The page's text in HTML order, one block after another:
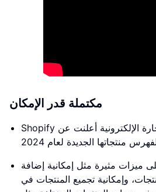
مكتملة قدر الإمكان
Shopify أهم شركة في مجال التجارة الإلكترونية أعلنت عن
منتجاتها الجديدة لعام 2024
ميزات مثيرة مثل إمكانية إضافة
وإمكانية تجميع المنتجات في